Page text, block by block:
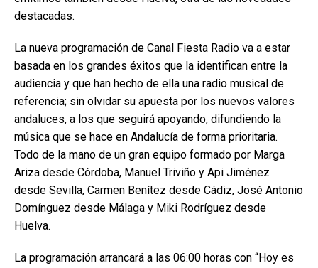
destacadas.
La nueva programación de Canal Fiesta Radio va a estar
basada en los grandes éxitos que la identifican entre la
audiencia y que han hecho de ella una radio musical de
referencia; sin olvidar su apuesta por los nuevos valores
andaluces, a los que seguirá apoyando, difundiendo la
música que se hace en Andalucía de forma prioritaria.
Todo de la mano de un gran equipo formado por Marga
Ariza desde Córdoba, Manuel Triviño y Api Jiménez
desde Sevilla, Carmen Benítez desde Cádiz, José Antonio
Domínguez desde Málaga y Miki Rodríguez desde
Huelva.
La programación arrancará a las 06:00 horas con “Hoy es